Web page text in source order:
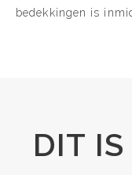
bedekkingen is
DIT